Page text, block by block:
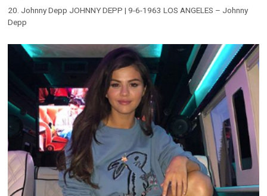
20. Johnny Depp JOHNNY DEPP | 9-6-1963 LOS ANGELES – Johnny
Depp